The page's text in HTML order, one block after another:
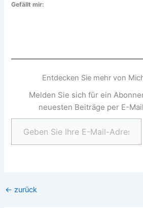
Gefällt mir:
Entdecken Sie mehr von
Melden Sie sich für ein
neuesten Beiträge per E-
Geben Sie Ihre E-Mail-Adresse ein ...
← zurück